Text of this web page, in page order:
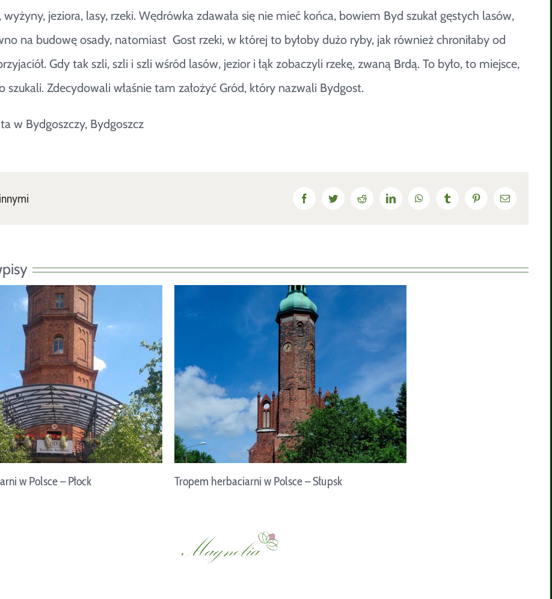
jeziora, lasy, rzeki. Wędrówka zdawała się nie mieć końca, bowiem Byd szukał gęstych lasów,
na budowę osady, natomiast Gost rzeki, w której to byłoby dużo ryby, jak również chroniłaby od
Gdy tak szli, szli i szli wśród lasów, jezior i łąk zobaczyli rzekę, zwaną Brdą. To było, to miejsce,
szukali. Zdecydowali właśnie tam założyć Gród, który nazwali Bydgost.
w Bydgoszczy, Bydgoszcz
FacebookTwitterReddit LinkedIn WhatsAppTumblr PinterestEmail
w Polsce – Płock Tropem herbaciarni w Polsce – Słupsk